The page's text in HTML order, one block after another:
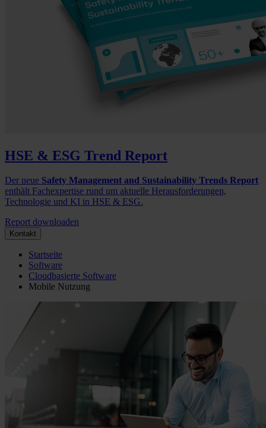
HSE & ESG Trend Report
Der neue Safety Management and Sustainability Trends Report
enthält Fachexpertise rund um aktuelle Herausforderungen,
Technologie und KI in HSE & ESG.
Report downloaden
Kontakt
Startseite
Software
Cloudbasierte Software
Mobile Nutzung